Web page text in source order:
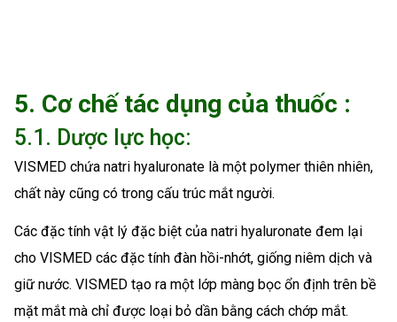
5. Cơ chế tác dụng của thuốc :
5.1. Dược lực học:
VISMED chứa natri hyaluronate là một polymer thiên nhiên,
chất này cũng có trong cấu trúc mắt người.
Các đặc tính vật lý đặc biệt của natri hyaluronate đem lại
cho VISMED các đặc tính đàn hồi-nhớt, giống niêm dịch và
giữ nước. VISMED tạo ra một lớp màng bọc ổn định trên bề
mặt mắt mà chỉ được loại bỏ dần bằng cách chớp mắt.